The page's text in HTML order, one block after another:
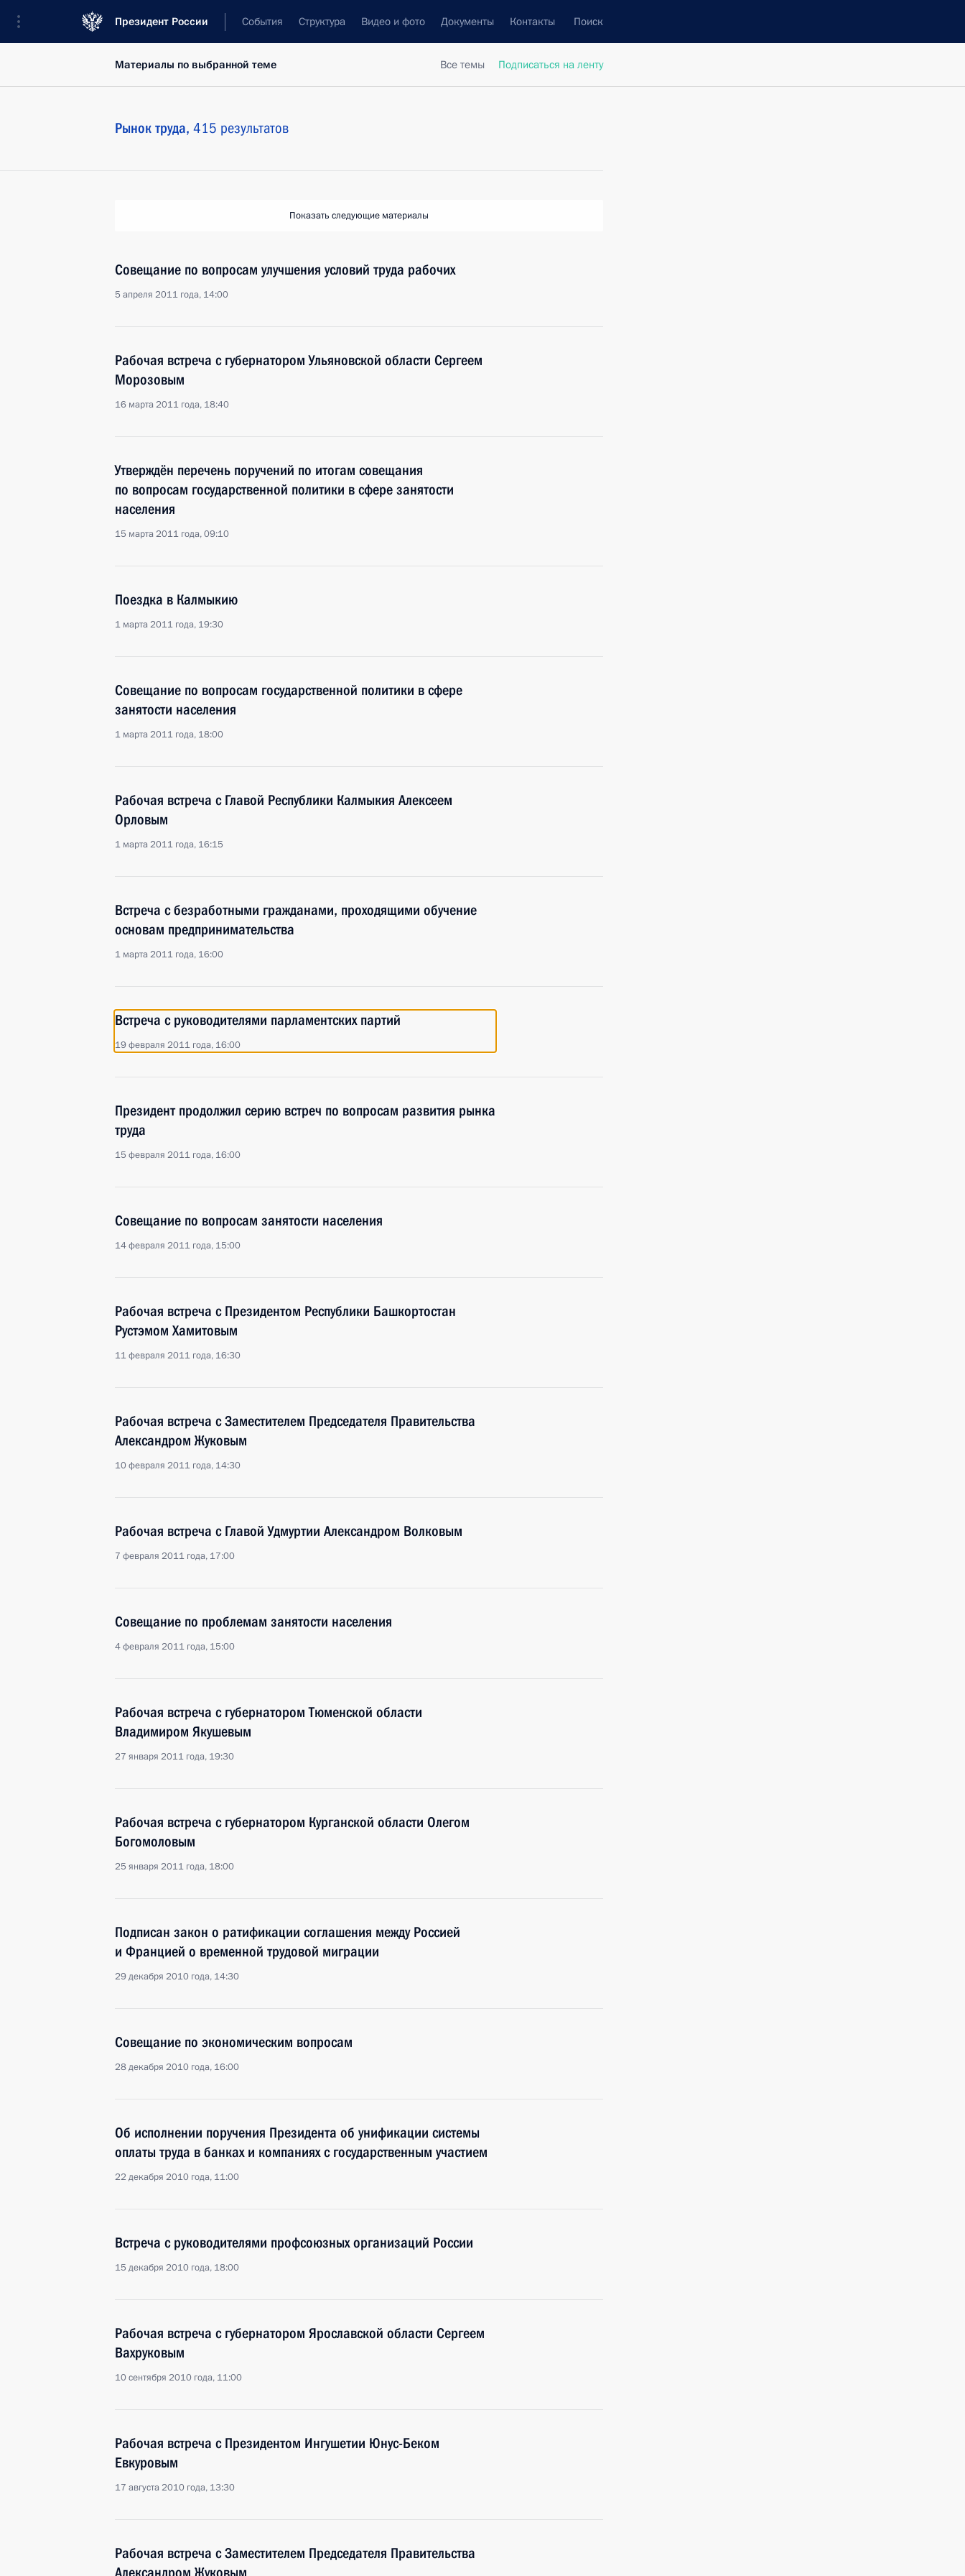
Президент России События Структура Видео и фото Документы Контакты Поиск
Все темы Подписаться на ленту
Материалы по выбранной теме
Рынок труда, 415 результатов
Показать следующие материалы
Совещание по вопросам улучшения условий труда рабочих
5 апреля 2011 года, 14:00
Рабочая встреча с губернатором Ульяновской области Сергеем
Морозовым
16 марта 2011 года, 18:40
Утверждён перечень поручений по итогам совещания
по вопросам государственной политики в сфере занятости
населения
15 марта 2011 года, 09:10
Поездка в Калмыкию
1 марта 2011 года, 19:30
Совещание по вопросам государственной политики в сфере
занятости населения
1 марта 2011 года, 18:00
Рабочая встреча с Главой Республики Калмыкия Алексеем
Орловым
1 марта 2011 года, 16:15
Встреча с безработными гражданами, проходящими обучение
основам предпринимательства
1 марта 2011 года, 16:00
Встреча с руководителями парламентских партий
19 февраля 2011 года, 16:00
Президент продолжил серию встреч по вопросам развития рынка
труда
15 февраля 2011 года, 16:00
Совещание по вопросам занятости населения
14 февраля 2011 года, 15:00
Рабочая встреча с Президентом Республики Башкортостан
Рустэмом Хамитовым
11 февраля 2011 года, 16:30
Рабочая встреча с Заместителем Председателя Правительства
Александром Жуковым
10 февраля 2011 года, 14:30
Рабочая встреча с Главой Удмуртии Александром Волковым
7 февраля 2011 года, 17:00
Совещание по проблемам занятости населения
4 февраля 2011 года, 15:00
Рабочая встреча с губернатором Тюменской области
Владимиром Якушевым
27 января 2011 года, 19:30
Рабочая встреча с губернатором Курганской области Олегом
Богомоловым
25 января 2011 года, 18:00
Подписан закон о ратификации соглашения между Россией
и Францией о временной трудовой миграции
29 декабря 2010 года, 14:30
Совещание по экономическим вопросам
28 декабря 2010 года, 16:00
Об исполнении поручения Президента об унификации системы
оплаты труда в банках и компаниях с государственным участием
22 декабря 2010 года, 11:00
Встреча с руководителями профсоюзных организаций России
15 декабря 2010 года, 18:00
Рабочая встреча с губернатором Ярославской области Сергеем
Вахруковым
10 сентября 2010 года, 11:00
Рабочая встреча с Президентом Ингушетии Юнус-Беком
Евкуровым
17 августа 2010 года, 13:30
Рабочая встреча с Заместителем Председателя Правительства
Александром Жуковым